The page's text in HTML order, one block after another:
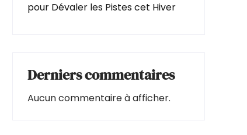
pour Dévaler les Pistes cet Hiver
Derniers commentaires
Aucun commentaire à afficher.